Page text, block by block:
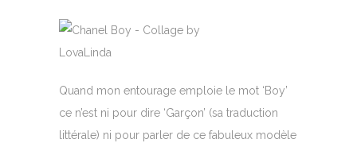
Quand mon entourage emploie le mot ‘Boy’
ce n’est ni pour dire ‘Garçon’ (sa traduction
littérale) ni pour parler de ce fabuleux modèle